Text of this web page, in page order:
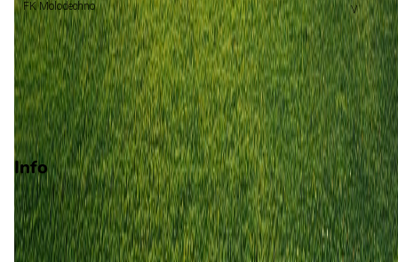
FK Molodechno
Voorronde Champions League
Play-offs voorronde Europa Conference League
Degradatie
Play-offs degradatie
Info
Op 23 november 2025 gaat FC Smorgon de strijd aan met FK
Molodechno. De wedstrijd wordt afgetrapt om 11:00 en wordt
gespeeld in de Belarus 1.